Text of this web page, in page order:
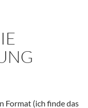
Format (ich finde das